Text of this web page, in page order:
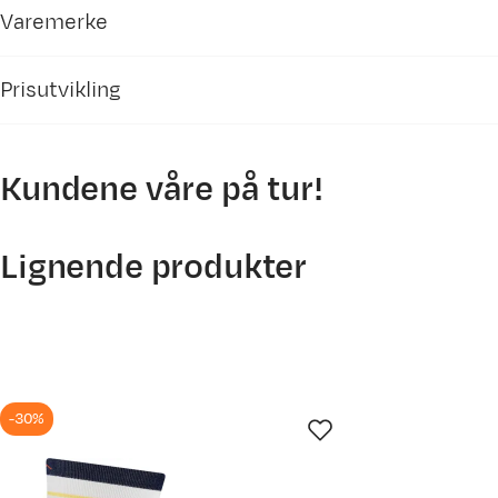
Varemerke
Prisutvikling
200
250
450
550
8. mai 21. mai
Kundene våre på tur!
Lignende produkter
-30%